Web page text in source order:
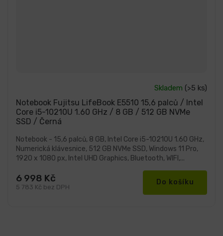
Notebook Fujitsu LifeBook E5510 15,6 palců / Intel
Core i5-10210U 1.60 GHz / 8 GB / 512 GB NVMe
SSD / Černá
produktu
je
5,0
z
hvězdiček.
Skladem (>5 ks)
5 783 Kč bez DPH
6 998 Kč Do košíku
Notebook - 15,6 palců, 8 GB, Intel Core i5-10210U 1.60 GHz,
Numerická klávesnice, 512 GB NVMe SSD, Windows 11 Pro,
1920 x 1080 px, Intel UHD Graphics, Bluetooth, WIFI,...